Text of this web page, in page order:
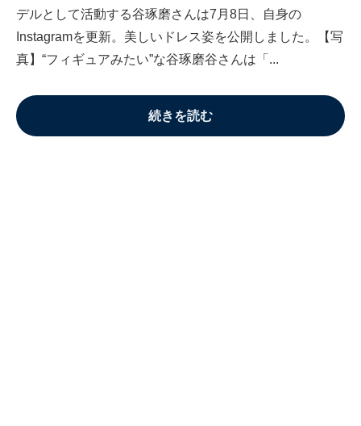
デルとして活動する谷琢磨さんは7月8日、自身の
Instagramを更新。美しいドレス姿を公開しました。【写
真】“フィギュアみたい”な谷琢磨谷さんは「...
続きを読む